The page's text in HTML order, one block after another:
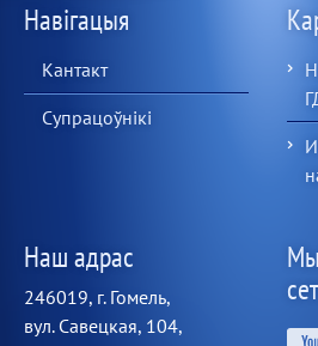
Навігацыя
Кантакт
Супрацоўнікі
Наш адрас
246019, г. Гомель,
вул. Савецкая, 104,